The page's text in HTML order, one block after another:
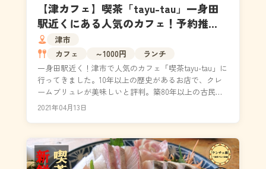
【津カフェ】喫茶「tayu-tau」一身田
駅近くにある人気のカフェ！予約推
奨！津市
カフェ
～1000円
ランチ
一身田駅近く！津市で人気のカフェ「喫茶tayu-tau」に
行ってきました。10年以上の歴史があるお店で、クレ
ームブリュレが美味しいと評判。築80年以上の古民家
をリノベーションして作られた店内は、お洒落...
2021年04月13日